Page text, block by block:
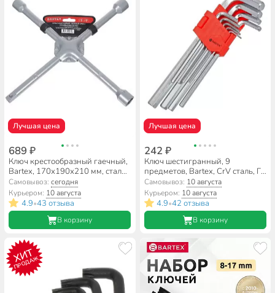
Лучшая цена
689 ₽
Ключ крестообразный гаечный,
Bartex, 170х190х210 мм, сталь,
усиленный
Самовывоз:сегодня
Курьером: 10 августа
4.9•43 отзыва
В корзину
Лучшая цена
242 ₽
Ключ шестигранный, 9
предметов, Bartex, CrV сталь, Г-
образный, HEX, блистер, AI-
2904001
Самовывоз: 10 августа
Курьером: 10 августа
4.9•42 отзыва
В корзину
ХИТ
ПРОДАЖ